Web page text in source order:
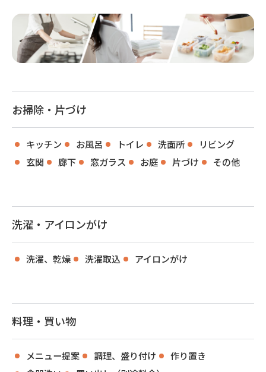
お掃除・片づけ
キッチン お風呂 トイレ 洗面所
リビング
玄関
廊下 窓ガラス お庭 片づけ その他
洗濯・アイロンがけ
洗濯、乾燥 洗濯取込 アイロンがけ
料理・買い物
メニュー提案 調理、盛り付け
作り置き